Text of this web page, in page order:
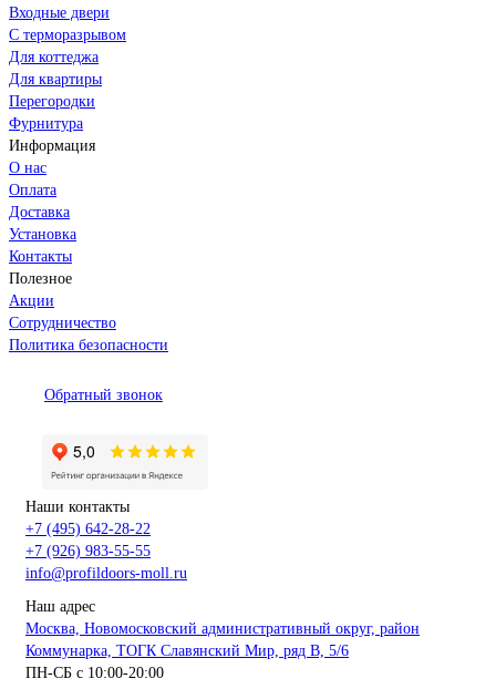
Входные двери
С терморазрывом
Для коттеджа
Для квартиры
Перегородки
Фурнитура
Информация
О нас
Оплата
Доставка
Установка
Контакты
Полезное
Акции
Сотрудничество
Политика безопасности
Обратный звонок
Наши контакты
+7 (495) 642-28-22
+7 (926) 983-55-55
info@profildoors-moll.ru
Наш адрес
Москва, Новомосковский административный округ, район
Коммунарка, ТОГК Славянский Мир, ряд В, 5/6
ПН-СБ с 10:00-20:00